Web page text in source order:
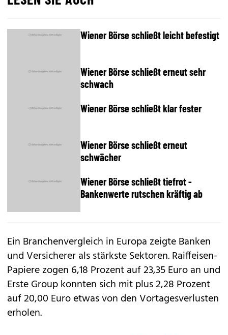
Wiener Börse schließt leicht befestigt
Wiener Börse schließt erneut sehr
schwach
Wiener Börse schließt klar fester
Wiener Börse schließt erneut
schwächer
Wiener Börse schließt tiefrot -
Bankenwerte rutschen kräftig ab
Ein Branchenvergleich in Europa zeigte Banken
und Versicherer als stärkste Sektoren. Raiffeisen-
Papiere zogen 6,18 Prozent auf 23,35 Euro an und
Erste Group konnten sich mit plus 2,28 Prozent
auf 20,00 Euro etwas von den Vortagesverlusten
erholen.